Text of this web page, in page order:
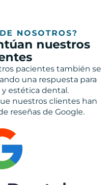
NOSOTROS?
nuestros
pacientes también se
una respuesta para
y estética dental.
nuestros clientes han
reseñas de Google.